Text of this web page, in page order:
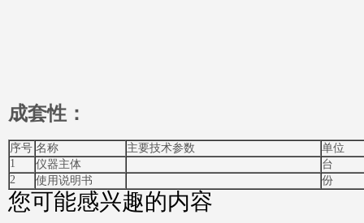
成套性：
序号 名称 主要技术参数
单位
1
仪器主体
台
2
使用说明书 份
您可能感兴趣的内容